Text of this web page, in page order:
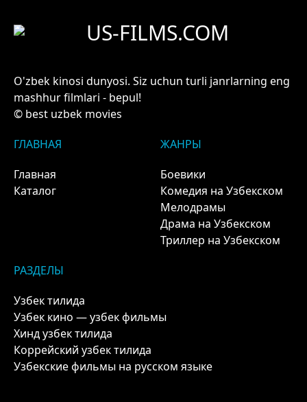
US-FILMS.COM
O'zbek kinosi dunyosi. Siz uchun turli janrlarning eng
mashhur filmlari - bepul!
© best uzbek movies
ГЛАВНАЯ
Главная
Каталог
ЖАНРЫ
Боевики
Комедия на Узбекском
Мелодрамы
Драма на Узбекском
Триллер на Узбекском
РАЗДЕЛЫ
Узбек тилида
Узбек кино — узбек фильмы
Хинд узбек тилида
Коррейский узбек тилида
Узбекские фильмы на русском языке